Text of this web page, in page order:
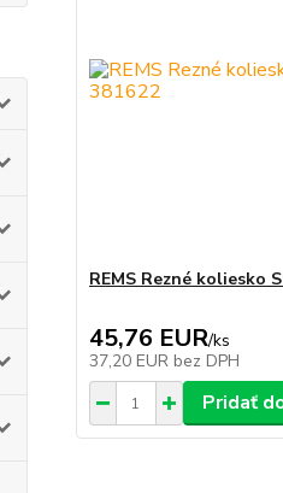
REMS Rezné koliesko
45,76 EUR/ks
37,20 EUR bez DPH
Pridať